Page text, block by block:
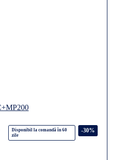
Disponibil la comandă în 60
zile
-30%